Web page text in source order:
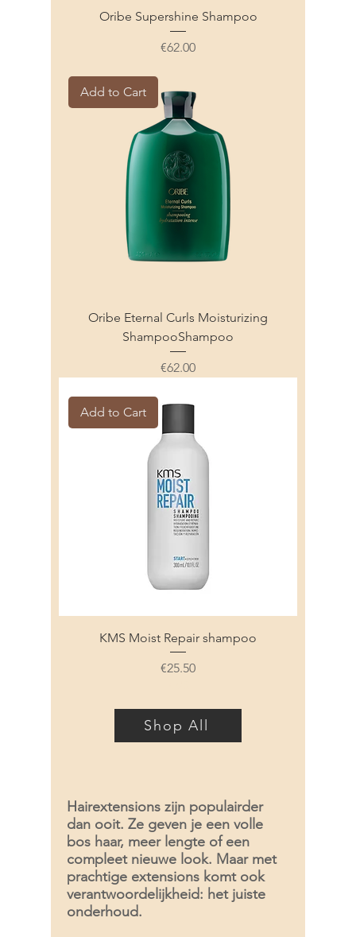
Oribe Supershine Shampoo
Price
€62.00
Add to Cart
Oribe Eternal Curls Moisturizing
ShampooShampoo
Price
€62.00
Add to Cart
KMS Moist Repair shampoo
Price
€25.50
Shop All
Hairextensions zijn populairder
dan ooit. Ze geven je een volle
bos haar, meer lengte of een
compleet nieuwe look. Maar met
prachtige extensions komt ook
verantwoordelijkheid: het juiste
onderhoud.